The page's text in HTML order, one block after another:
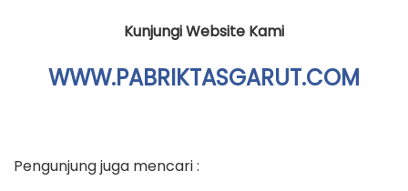
Kunjungi Website Kami
WWW.PABRIKTASGARUT.COM
Pengunjung juga mencari :